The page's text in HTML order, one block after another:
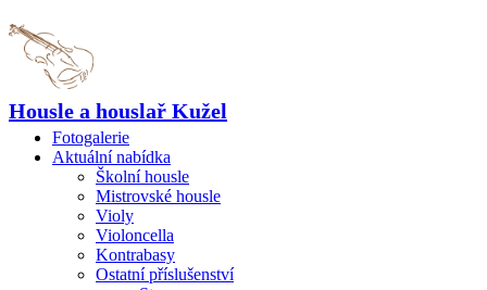
Housle a houslař Kužel
Fotogalerie
Aktuální nabídka
Školní housle
Mistrovské housle
Violy
Violoncella
Kontrabasy
Ostatní příslušenství